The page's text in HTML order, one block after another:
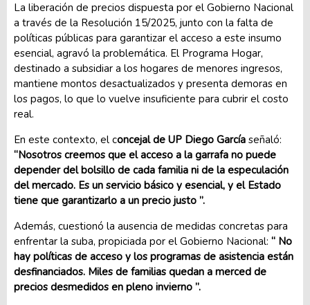
La liberación de precios dispuesta por el Gobierno Nacional
a través de la Resolución 15/2025, junto con la falta de
políticas públicas para garantizar el acceso a este insumo
esencial, agravó la problemática. El Programa Hogar,
destinado a subsidiar a los hogares de menores ingresos,
mantiene montos desactualizados y presenta demoras en
los pagos, lo que lo vuelve insuficiente para cubrir el costo
real.
En este contexto, el concejal de UP Diego García señaló:
“Nosotros creemos que el acceso a la garrafa no puede
depender del bolsillo de cada familia ni de la especulación
del mercado. Es un servicio básico y esencial, y el Estado
tiene que garantizarlo a un precio justo ”.
Además, cuestionó la ausencia de medidas concretas para
enfrentar la suba, propiciada por el Gobierno Nacional: “ No
hay políticas de acceso y los programas de asistencia están
desfinanciados. Miles de familias quedan a merced de
precios desmedidos en pleno invierno ”.